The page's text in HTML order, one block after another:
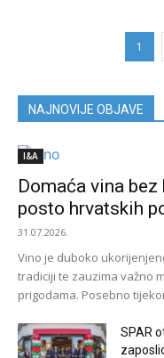
1
NAJNOVIJE OBJAVE
I&A
Domaća vina
posto hrvatskih
31.07.2026.
Vino je duboko
tradiciji te zauzima važno
prigodama. Posebno
SPAR